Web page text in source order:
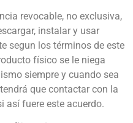
revocable, no exclusiva,
instalar y usar
segun los términos de este
físico se le niega
siempre y cuando sea
que contactar con la
así fuere este acuerdo.